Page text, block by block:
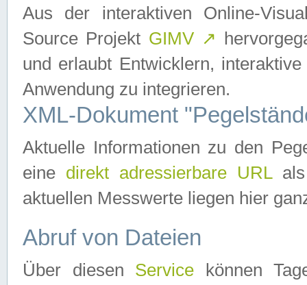
Aus der interaktiven Online-
Source Projekt GIMV ↗
und erlaubt Entwicklern,
Anwendung zu integrieren.
XML-Dokument
Aktuelle Informationen zu den
eine direkt adressierbare URLals
aktuellen Messwerte liegen hier
Abruf von Dateien
Über diesen Service können